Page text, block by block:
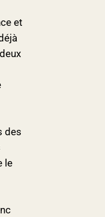
et
des
le